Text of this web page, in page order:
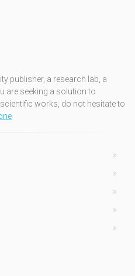
publisher, a research lab, a
are seeking a solution to
works, do not hesitate to